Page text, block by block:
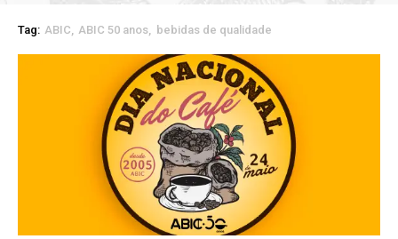
Tag: ABIC ABIC 50 anos bebidas de qualidade